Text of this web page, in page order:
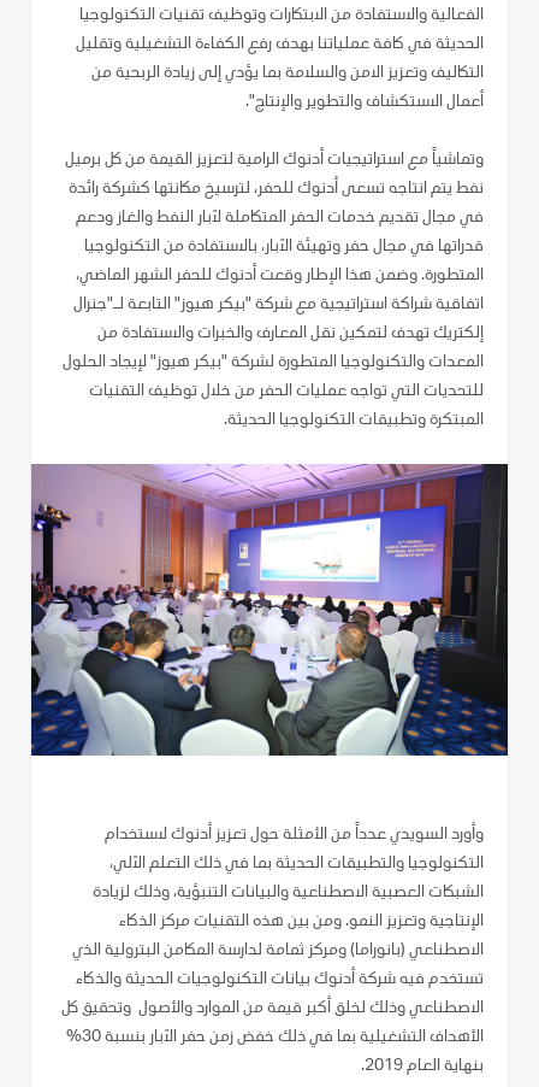
الفعالية والاستفادة من الابتكارات وتوظيف تقنيات التكنولوجيا
الحديثة في كافة عملياتنا بهدف رفع الكفاءة التشغيلية وتقليل
التكاليف وتعزيز الامن والسلامة بما يؤدي إلى زيادة الربحية من
أعمال الاستكشاف والتطوير والإنتاج".
وتماشياً مع استراتيجيات أدنوك الرامية لتعزيز القيمة من كل برميل
نفط يتم انتاجه تسعى أدنوك للحفر، لترسيخ مكانتها كشركة رائدة
في مجال تقديم خدمات الحفر المتكاملة لآبار النفط والغاز ودعم
قدراتها في مجال حفر وتهيئة الآبار، بالاستفادة من التكنولوجيا
المتطورة. وضمن هذا الإطار وقعت أدنوك للحفر الشهر الماضي،
اتفاقية شراكة استراتيجية مع شركة "بيكر هيوز" التابعة لـ"جنرال
إلكتريك تهدف لتمكين نقل المعارف والخبرات والاستفادة من
المعدات والتكنولوجيا المتطورة لشركة "بيكر هيوز" لإيجاد الحلول
للتحديات التي تواجه عمليات الحفر من خلال توظيف التقنيات
المبتكرة وتطبيقات التكنولوجيا الحديثة.
وأورد السويدي عدداً من الأمثلة حول تعزيز أدنوك لاستخدام
التكنولوجيا والتطبيقات الحديثة بما في ذلك التعلم الآلي،
الشبكات العصبية الاصطناعية والبيانات التنبؤية، وذلك لزيادة
الإنتاجية وتعزيز النمو. ومن بين هذه التقنيات مركز الذكاء
الاصطناعي (بانوراما) ومركز ثمامة لدارسة المكامن البترولية الذي
تستخدم فيه شركة أدنوك بيانات التكنولوجيات الحديثة والذكاء
الاصطناعي وذلك لخلق أكبر قيمة من الموارد والأصول وتحقيق كل
الأهداف التشغيلية بما في ذلك خفض زمن حفر الآبار بنسبة 30%
بنهاية العام 2019.